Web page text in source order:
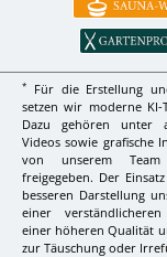
*
Für die Erstellung
setzen wir moderne KI-
Dazu gehören unter
Videos sowie grafische
von unserem
freigegeben. Der
besseren Darstellung
einer
einer höheren Qualität
zur Täuschung oder